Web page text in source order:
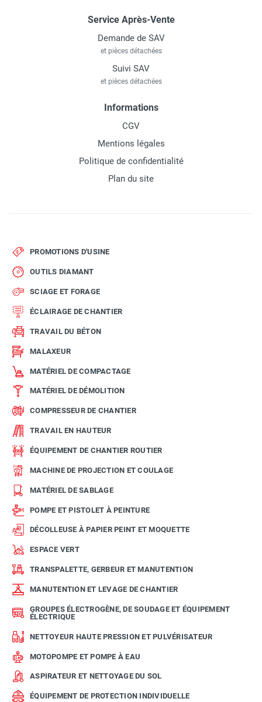
Service Après-Vente
Demande de SAV
et pièces détachées
Suivi SAV
et pièces détachées
Informations
CGV
Mentions légales
Politique de confidentialité
Plan du site
PROMOTIONS D'USINE
OUTILS DIAMANT
SCIAGE ET FORAGE
ÉCLAIRAGE DE CHANTIER
TRAVAIL DU BÉTON
MALAXEUR
MATÉRIEL DE COMPACTAGE
MATÉRIEL DE DÉMOLITION
COMPRESSEUR DE CHANTIER
TRAVAIL EN HAUTEUR
ÉQUIPEMENT DE CHANTIER ROUTIER
MACHINE DE PROJECTION ET COULAGE
MATÉRIEL DE SABLAGE
POMPE ET PISTOLET À PEINTURE
DÉCOLLEUSE À PAPIER PEINT ET MOQUETTE
ESPACE VERT
TRANSPALETTE, GERBEUR ET MANUTENTION
MANUTENTION ET LEVAGE DE CHANTIER
GROUPES ÉLECTROGÈNE, DE SOUDAGE ET ÉQUIPEMENT
ÉLECTRIQUE
NETTOYEUR HAUTE PRESSION ET PULVÉRISATEUR
MOTOPOMPE ET POMPE À EAU
ASPIRATEUR ET NETTOYAGE DU SOL
ÉQUIPEMENT DE PROTECTION INDIVIDUELLE